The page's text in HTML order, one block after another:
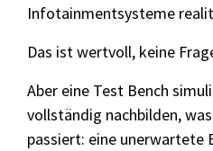
Infotainmentsysteme
Das ist wertvoll, keine
Aber eine Test Bench
vollständig nachbilden,
passiert: eine unerwartete